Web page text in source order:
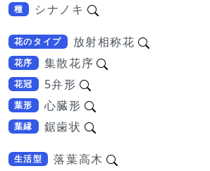
種 シナノキ
花のタイプ 放射相称花
花序 集散花序
花冠 5弁形
葉形 心臓形
葉縁 鋸歯状
生活型 落葉高木